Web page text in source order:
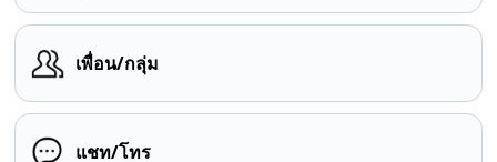
เพื่อน/กลุ่ม
แชท/โทร